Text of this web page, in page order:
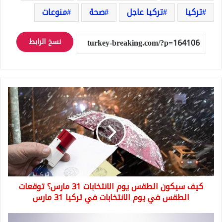
تركيا
تركيا عاجل صحة منوعات
نسخ الرابط
كيف
سيكون
الطقس
يوم
الانتخابات
31
مارس؟
توقعات
الطقس
في
كيف سيكون الطقس يوم الانتخابات 31 مارس؟ توقعات
الطقس في يوم الانتخابات في تركيا 31 مارس